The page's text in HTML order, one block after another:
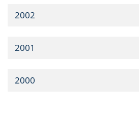
2002
2001
2000